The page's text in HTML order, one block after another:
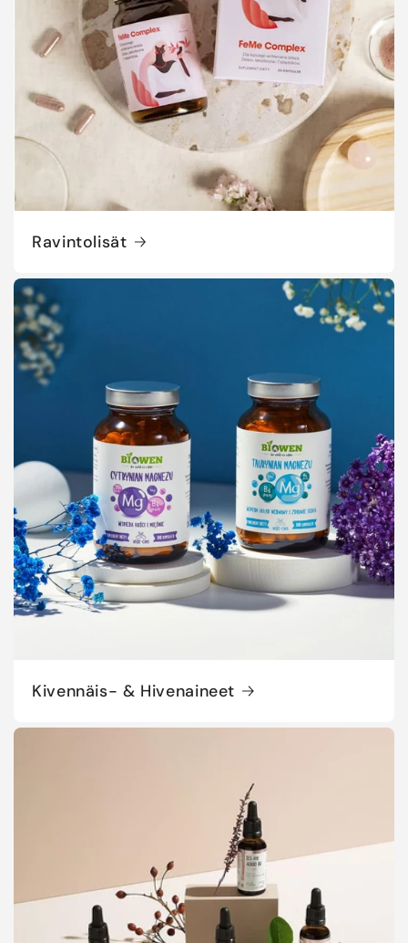
Ravintolisät
Kivennäis- & Hivenaineet